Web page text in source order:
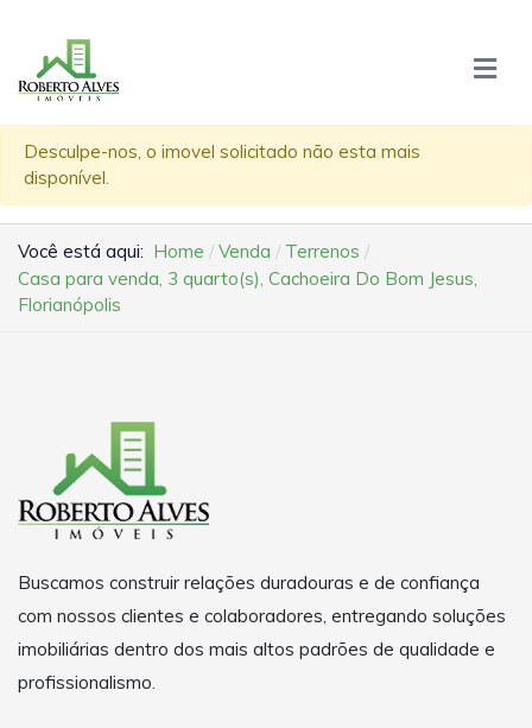
Desculpe-nos, o imovel solicitado não esta mais
disponível.
Você está aqui: Home Venda
Terrenos
Casa para venda, 3 quarto(s), Cachoeira Do Bom Jesus,
Florianópolis
Buscamos construir relações duradouras e de confiança
com nossos clientes e colaboradores, entregando soluções
imobiliárias dentro dos mais altos padrões de qualidade e
profissionalismo.